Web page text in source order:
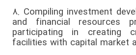
8. Compiling investment
and financial resources
participating in creating
facilities with capital market